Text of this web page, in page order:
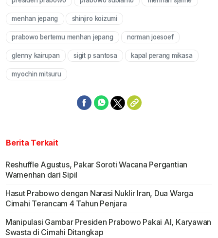
Mute
menhan jepang shinjiro koizumi
prabowo bertemu menhan jepang norman joesoef
glenny kairupan sigit p santosa kapal perang mikasa
myochin mitsuru
Berita Terkait
Reshuffle Agustus, Pakar Soroti Wacana Pergantian
Wamenhan dari Sipil
Hasut Prabowo dengan Narasi Nuklir Iran, Dua Warga
Cimahi Terancam 4 Tahun Penjara
Manipulasi Gambar Presiden Prabowo Pakai AI, Karyawan
Swasta di Cimahi Ditangkap